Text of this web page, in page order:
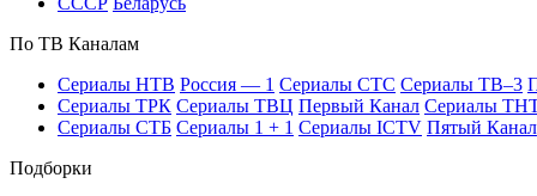
По ТВ Ка­на­лам
Се­риа­лы НТВ Рос­сия — 1 Се­риа­лы СТС Се­риа­лы ТВ–3
Се­риа­лы ТРК Се­риа­лы ТВЦ Пер­вый Ка­нал Се­риа­лы
Се­риа­лы СТБ Се­риа­лы 1 + 1 Се­риа­лы ICTV Пя­тый Ка­нал
Подборки